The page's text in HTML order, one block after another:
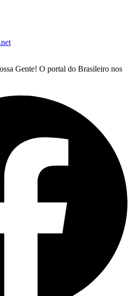
Gente! O portal do Brasileiro nos